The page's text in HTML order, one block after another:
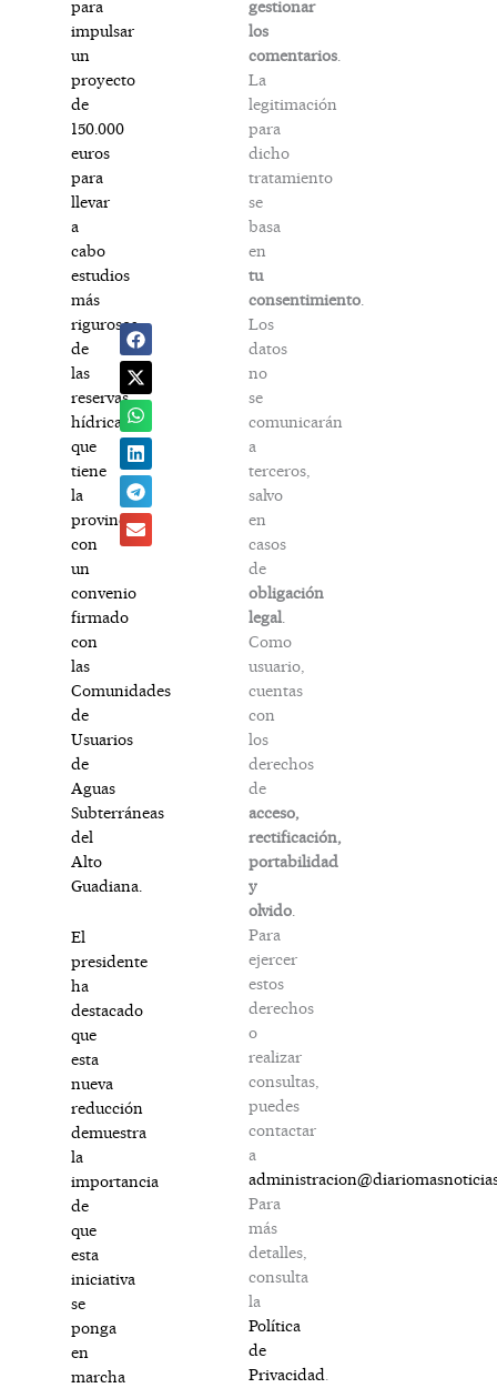
para
impulsar
un
proyecto
de
150.000
euros
para
llevar
a
cabo
estudios
más
rigurosos
de
las
reservas
hídricas
que
tiene
la
provincia
con
un
convenio
firmado
con
las
Comunidades
de
Usuarios
de
Aguas
Subterráneas
del
Alto
Guadiana.
El
presidente
ha
destacado
que
esta
nueva
reducción
demuestra
la
importancia
de
que
esta
iniciativa
se
ponga
en
marcha
gestionar
los
comentarios.
La
legitimación
para
dicho
tratamiento
se
basa
en
tu
consentimiento.
Los
datos
no
se
comunicarán
a
terceros,
salvo
en
casos
de
obligación
legal.
Como
usuario,
cuentas
con
los
derechos
de
acceso,
rectificación,
portabilidad
y
olvido.
Para
ejercer
estos
derechos
o
realizar
consultas,
puedes
contactar
a
Para
más
detalles,
consulta
la
Política
de
Privacidad